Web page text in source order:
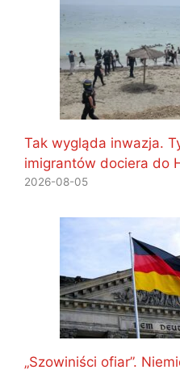
Tak wygląda inwazja.
imigrantów dociera do
2026-08-05
„Szowiniści ofiar”.